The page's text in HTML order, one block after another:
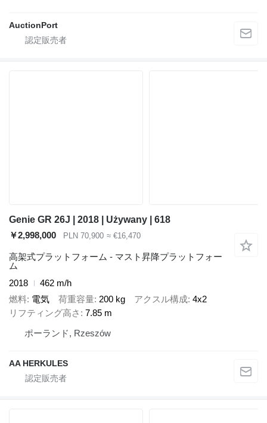
AuctionPort
Genie GR 26J | 2018 | Używany | 618
￥2,998,000
PLN 70,900 ≈ €16,470
高架式プラットフォーム - マスト昇降プラットフォー
ム
2018
462 m/h
燃料 電気 荷重容量 200 kg アクスル構成 4x2
リフティング高さ
7.85 m
ポーランド, Rzeszów
AA HERKULES